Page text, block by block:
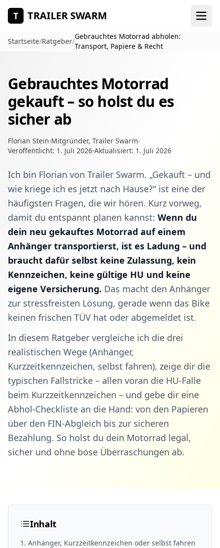
Zum Hauptinhalt springen
T TRAILER SWARM
Startseite/Ratgeber/
Gebrauchtes Motorrad abholen:
Transport, Papiere & Recht
Gebrauchtes Motorrad
gekauft – so holst du es
sicher ab
Florian Stein·Mitgründer, Trailer Swarm·
Veröffentlicht: 1. Juli 2026·Aktualisiert: 1. Juli 2026
Ich bin Florian von Trailer Swarm. „Gekauft – und
wie kriege ich es jetzt nach Hause?" ist eine der
häufigsten Fragen, die wir hören. Kurz vorweg,
damit du entspannt planen kannst: Wenn du
dein neu gekauftes Motorrad auf einem
Anhänger transportierst, ist es Ladung – und
braucht dafür selbst keine Zulassung, kein
Kennzeichen, keine gültige HU und keine
eigene Versicherung. Das macht den Anhänger
zur stressfreisten Lösung, gerade wenn das Bike
keinen frischen TÜV hat oder abgemeldet ist.
In diesem Ratgeber vergleiche ich die drei
realistischen Wege (Anhänger,
Kurzzeitkennzeichen, selbst fahren), zeige dir die
typischen Fallstricke – allen voran die HU-Falle
beim Kurzzeitkennzeichen – und gebe dir eine
Abhol-Checkliste an die Hand: von den Papieren
über den FIN-Abgleich bis zur sicheren
Bezahlung. So holst du dein Motorrad legal,
sicher und ohne böse Überraschungen ab.
Inhalt
1 . Anhänger, Kurzzeitkennzeichen oder selbst fahren